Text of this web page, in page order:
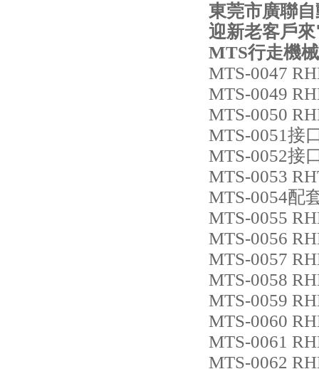
東莞市廣聯
迎新老客戶
MTS行走機
MTS-0047
MTS-0049
MTS-0050
MTS-0051接
MTS-0052接
MTS-0053
MTS-0054配
MTS-0055
MTS-0056
MTS-0057
MTS-0058
MTS-0059
MTS-0060
MTS-0061
MTS-0062